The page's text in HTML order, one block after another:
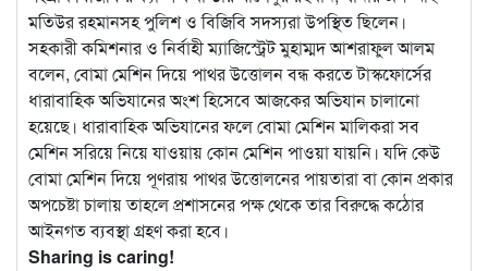
মতিউর রহমানসহ পুলিশ ও বিজিবি সদস্যরা উপস্থিত ছিলেন।
সহকারী কমিশনার ও নির্বাহী ম্যাজিস্ট্রেট মুহাম্মদ আশরাফুল আলম
বলেন, বোমা মেশিন দিয়ে পাথর উত্তোলন বন্ধ করতে টাস্কফোর্সের
ধারাবাহিক অভিযানের অংশ হিসেবে আজকের অভিযান চালানো
হয়েছে। ধারাবাহিক অভিযানের ফলে বোমা মেশিন মালিকরা সব
মেশিন সরিয়ে নিয়ে যাওয়ায় কোন মেশিন পাওয়া যায়নি। যদি কেউ
বোমা মেশিন দিয়ে পূণরায় পাথর উত্তোলনের পায়তারা বা কোন প্রকার
অপচেষ্টা চালায় তাহলে প্রশাসনের পক্ষ থেকে তার বিরুদ্ধে কঠোর
আইনগত ব্যবস্থা গ্রহণ করা হবে।
Sharing is caring!